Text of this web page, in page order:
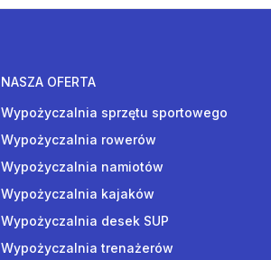
NASZA OFERTA
Wypożyczalnia sprzętu sportowego
Wypożyczalnia rowerów
Wypożyczalnia namiotów
Wypożyczalnia kajaków
Wypożyczalnia desek SUP
Wypożyczalnia trenażerów